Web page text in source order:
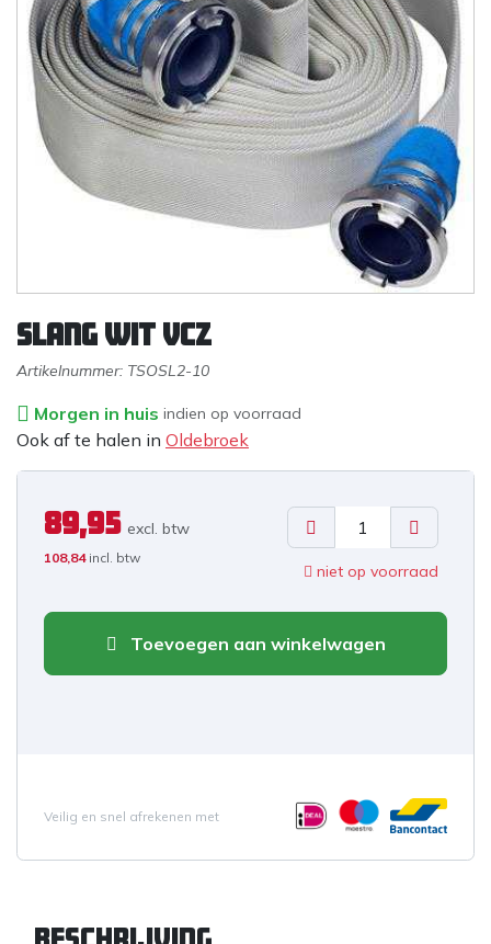
Slang wit VCZ
Artikelnummer: TSOSL2-10
Morgen in huis indien op voorraad
Ook af te halen in Oldebroek
89,95 excl. btw
108,84 incl. btw
niet op voorraad
Toevoegen aan winkelwagen
Veilig en snel afrekenen met